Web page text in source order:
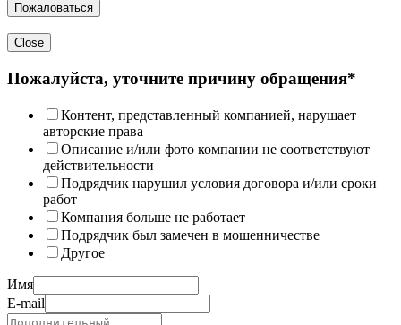
Пожаловаться
Close
Пожалуйста, уточните причину обращения*
Контент, представленный компанией, нарушает
авторские права
Описание и/или фото компании не соответствуют
действительности
Подрядчик нарушил условия договора и/или сроки
работ
Компания больше не работает
Подрядчик был замечен в мошенничестве
Другое
Имя
E-mail